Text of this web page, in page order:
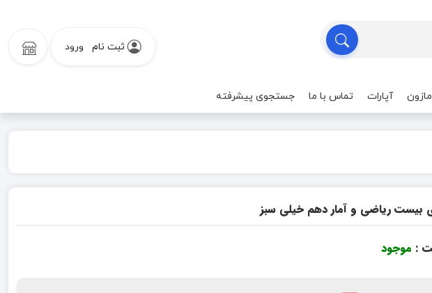
ثبت نام ورود
آپارات تماس با ما جستجوی پیشرفته
بیست ریاضی و آمار دهم خیلی سبز
: موجود